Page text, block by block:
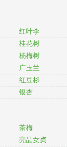
红叶李
桂花树
杨梅树
广玉兰
红豆杉
银杏
茶梅
亮晶女贞